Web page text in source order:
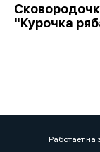
"Курочка
Работает на